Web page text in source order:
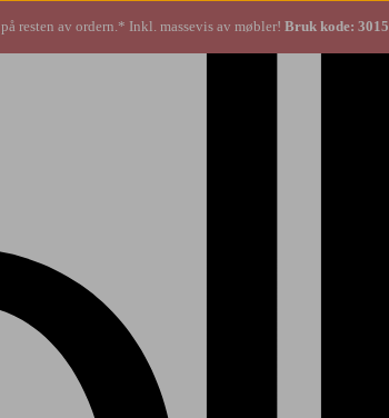
på resten av ordern.* Inkl. massevis av møbler! Bruk kode: 3015